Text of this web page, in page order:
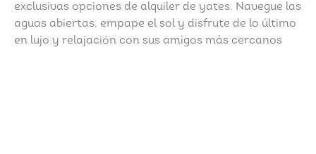
exclusivas opciones de alquiler de yates. Navegue las
aguas abiertas, empape el sol y disfrute de lo último
en lujo y relajación con sus amigos más cercanos